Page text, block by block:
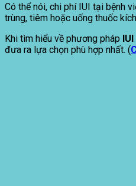
Có thể nói, chi phí IUI tại bệnh
trùng, tiêm hoặc uống thuốc
Khi tìm hiểu về phương pháp
đưa ra lựa chọn phù hợp nhất. (